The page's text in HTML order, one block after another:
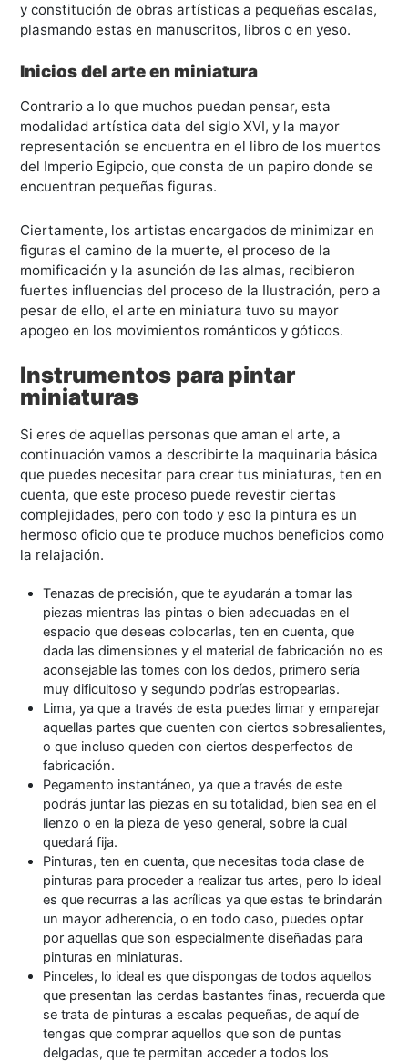
y constitución de obras artísticas a pequeñas escalas,
plasmando estas en manuscritos, libros o en yeso.
Inicios del arte en miniatura
Contrario a lo que muchos puedan pensar, esta
modalidad artística data del siglo XVI, y la mayor
representación se encuentra en el libro de los muertos
del Imperio Egipcio, que consta de un papiro donde se
encuentran pequeñas figuras.
Ciertamente, los artistas encargados de minimizar en
figuras el camino de la muerte, el proceso de la
momificación y la asunción de las almas, recibieron
fuertes influencias del proceso de la Ilustración, pero a
pesar de ello, el arte en miniatura tuvo su mayor
apogeo en los movimientos románticos y góticos.
Instrumentos para pintar
miniaturas
Si eres de aquellas personas que aman el arte, a
continuación vamos a describirte la maquinaria básica
que puedes necesitar para crear tus miniaturas, ten en
cuenta, que este proceso puede revestir ciertas
complejidades, pero con todo y eso la pintura es un
hermoso oficio que te produce muchos beneficios como
la relajación.
Tenazas de precisión, que te ayudarán a tomar las
piezas mientras las pintas o bien adecuadas en el
espacio que deseas colocarlas, ten en cuenta, que
dada las dimensiones y el material de fabricación no es
aconsejable las tomes con los dedos, primero sería
muy dificultoso y segundo podrías estropearlas.
Lima, ya que a través de esta puedes limar y emparejar
aquellas partes que cuenten con ciertos sobresalientes,
o que incluso queden con ciertos desperfectos de
fabricación.
Pegamento instantáneo, ya que a través de este
podrás juntar las piezas en su totalidad, bien sea en el
lienzo o en la pieza de yeso general, sobre la cual
quedará fija.
Pinturas, ten en cuenta, que necesitas toda clase de
pinturas para proceder a realizar tus artes, pero lo ideal
es que recurras a las acrílicas ya que estas te brindarán
un mayor adherencia, o en todo caso, puedes optar
por aquellas que son especialmente diseñadas para
pinturas en miniaturas.
Pinceles, lo ideal es que dispongas de todos aquellos
que presentan las cerdas bastantes finas, recuerda que
se trata de pinturas a escalas pequeñas, de aquí de
tengas que comprar aquellos que son de puntas
delgadas, que te permitan acceder a todos los